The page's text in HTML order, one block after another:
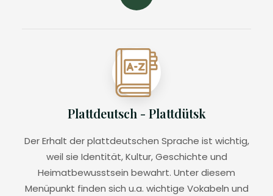
Plattdeutsch - Plattdütsk
Der Erhalt der plattdeutschen Sprache ist wichtig,
weil sie Identität, Kultur, Geschichte und
Heimatbewusstsein bewahrt. Unter diesem
Menüpunkt finden sich u.a. wichtige Vokabeln und